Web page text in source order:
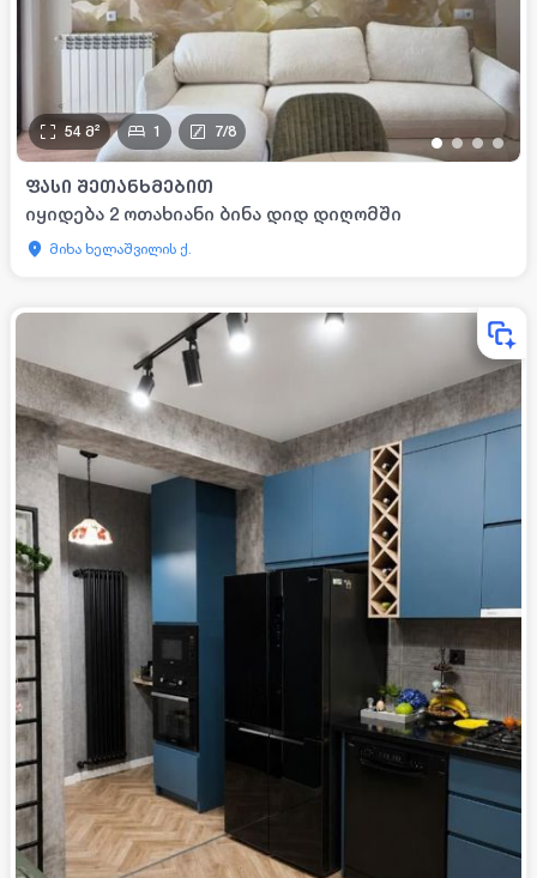
••••
54 მ² 1 7/8
ᲤᲐᲡᲘ ᲨᲔᲗᲐᲜᲮᲛᲔᲑᲘᲗ
იყიდება 2 ოთახიანი ბინა დიდ დიღომში
მიხა ხელაშვილის ქ.